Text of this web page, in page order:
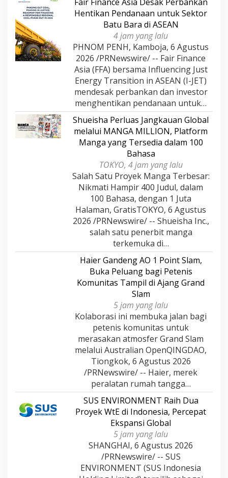
Hentikan Pendanaan untuk Sektor
Batu Bara di ASEAN
4 jam yang lalu
PHNOM PENH, Kamboja, 6 Agustus
2026 /PRNewswire/ -- Fair Finance
Asia (FFA) bersama Influencing Just
Energy Transition in ASEAN (I-JET)
mendesak perbankan dan investor
menghentikan pendanaan untuk…
Shueisha Perluas Jangkauan Global
melalui MANGA MILLION, Platform
Manga yang Tersedia dalam 100
Bahasa
TOKYO, 4 jam yang lalu
Salah Satu Proyek Manga Terbesar:
Nikmati Hampir 400 Judul, dalam
100 Bahasa, dengan 1 Juta
Halaman, GratisTOKYO, 6 Agustus
2026 /PRNewswire/ -- Shueisha Inc.,
salah satu penerbit manga
terkemuka di…
Haier Gandeng AO 1 Point Slam,
Buka Peluang bagi Petenis
Komunitas Tampil di Ajang Grand
Slam
5 jam yang lalu
Kolaborasi ini membuka jalan bagi
petenis komunitas untuk
merasakan atmosfer Grand Slam
melalui Australian OpenQINGDAO,
Tiongkok, 6 Agustus 2026
/PRNewswire/ -- Haier, merek
peralatan rumah tangga…
SUS ENVIRONMENT Raih Dua
Proyek WtE di Indonesia, Percepat
Ekspansi Global
5 jam yang lalu
SHANGHAI, 6 Agustus 2026
/PRNewswire/ -- SUS
ENVIRONMENT (SUS Indonesia